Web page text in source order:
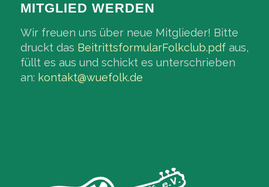
MITGLIED WERDEN
Wir freuen uns über neue Mitglieder! Bitte
druckt das BeitrittsformularFolkclub.pdfaus,
füllt es aus und schickt es unterschrieben
an: kontakt@wuefolk.de